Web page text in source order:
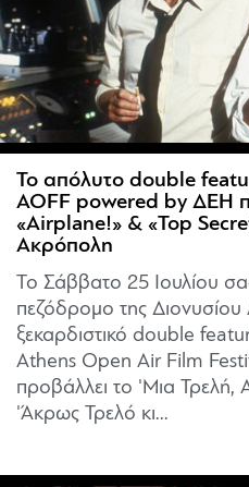
Το απόλυτο double
AOFF powered by ΔΕΗ
«Airplane!» & «Top
Ακρόπολη
Το Σάββατο 25 Ιουλίου
πεζόδρομο της Διονυσίου
ξεκαρδιστικό double
Athens Open Air Film
προβάλλει το 'Μια Τρελή,
'Άκρως Τρελό κι...